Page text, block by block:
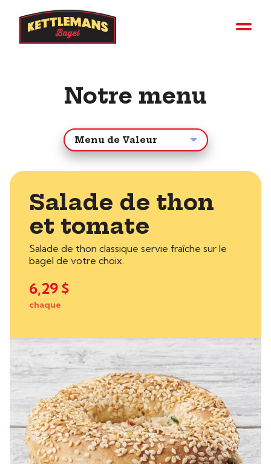
Notre menu
Salade de thon
et tomate
Salade de thon classique servie fraîche sur le
bagel de votre choix.
6,29 $
chaque